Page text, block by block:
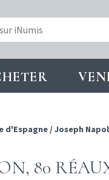
d'Espagne /Joseph
80